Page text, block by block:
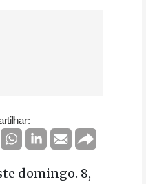
domingo. 8,